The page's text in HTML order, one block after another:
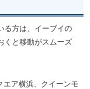
る方は、イーブイの
くと移動がスムーズ
エア横浜、クイーンモ